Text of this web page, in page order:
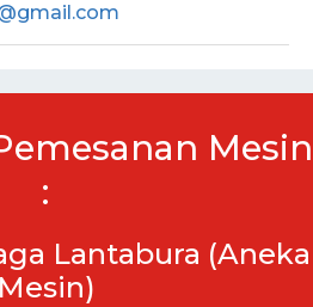
Mesin
:
Lantabura (Aneka
Mesin)